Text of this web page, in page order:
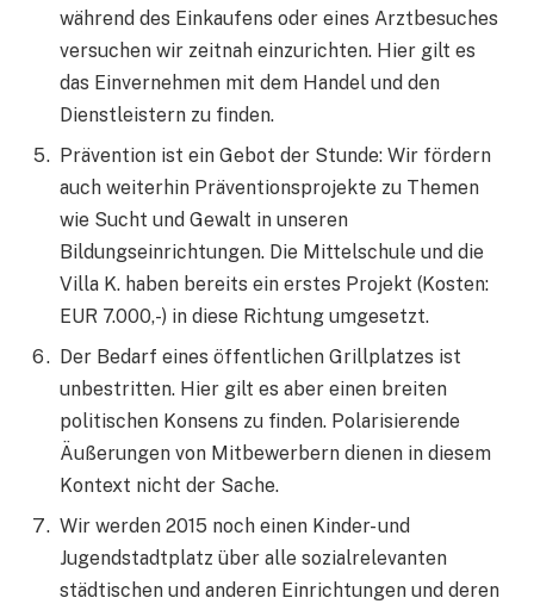
während des Einkaufens oder eines Arztbesuches
versuchen wir zeitnah einzurichten. Hier gilt es
das Einvernehmen mit dem Handel und den
Dienstleistern zu finden.
Prävention ist ein Gebot der Stunde: Wir fördern
auch weiterhin Präventionsprojekte zu Themen
wie Sucht und Gewalt in unseren
Bildungseinrichtungen. Die Mittelschule und die
Villa K. haben bereits ein erstes Projekt (Kosten:
EUR 7.000,-) in diese Richtung umgesetzt.
Der Bedarf eines öffentlichen Grillplatzes ist
unbestritten. Hier gilt es aber einen breiten
politischen Konsens zu finden. Polarisierende
Äußerungen von Mitbewerbern dienen in diesem
Kontext nicht der Sache.
Wir werden 2015 noch einen Kinder- und
Jugendstadtplatz über alle sozialrelevanten
städtischen und anderen Einrichtungen und deren